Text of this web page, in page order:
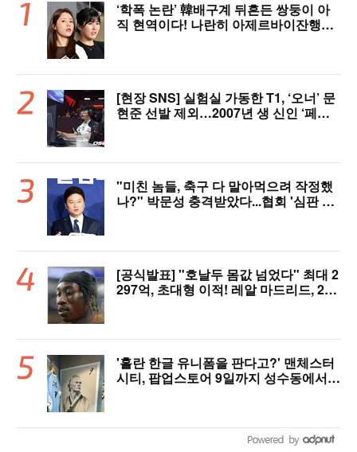
‘학폭 논란’ 韓배구계 뒤흔든 쌍둥이 아
직 현역이다! 나란히 아제르바이잔행→5
[현장 SNS] 실험실 가동한 T1, ‘오너’ 문
현준 선발 제외…2007년 생 신인 ‘페인
"미친 놈들, 축구 다 말아먹으려 작정했
나?" 박문성 충격받았다...협회 '심판 성
[공식발표] "호날두 몸값 넘었다" 최대 2
297억, 초대형 이적! 레알 마드리드, 21
'홀란 한글 유니폼을 판다고?' 맨체스터
시티, 팝업스토어 9일까지 성수동에서